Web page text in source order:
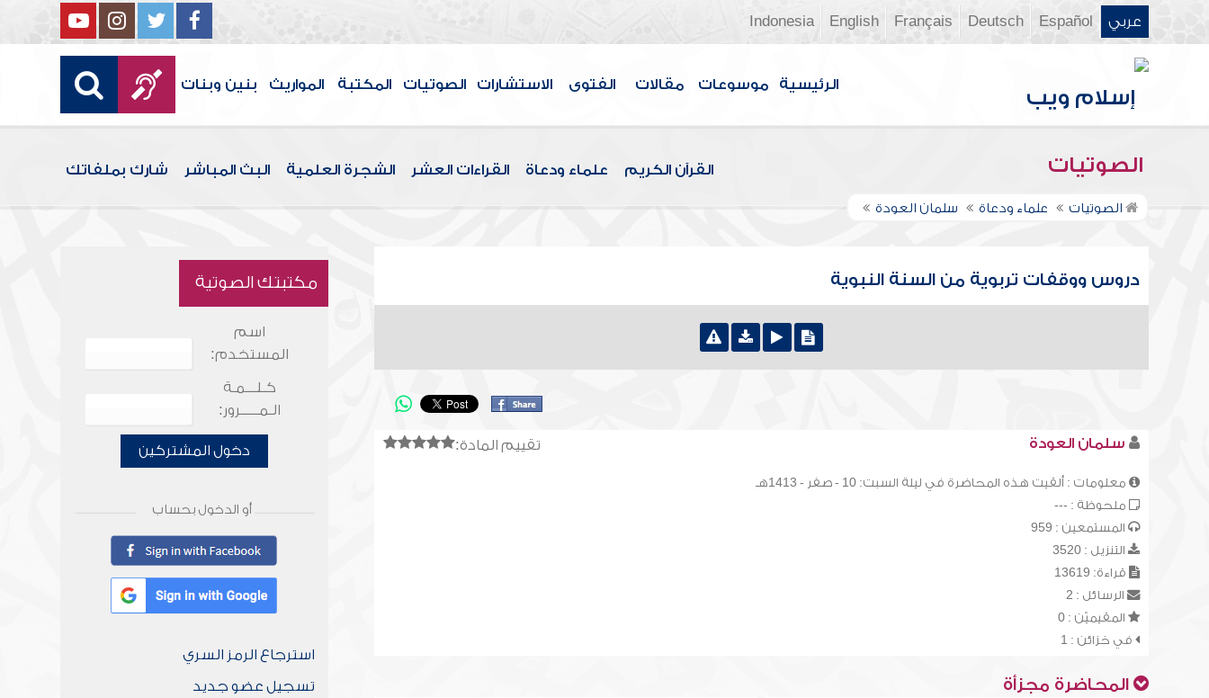
عربي Español
Deutsch
Français
English
Indonesia
الرئيسية موسوعات مقالات الفتوى الاستشارات الصوتيات المكتبة المواريث بنين وبنات
الصوتيات القرآن الكريم علماء ودعاة القراءات العشر الشجرة العلمية البث المباشر شارك بملفاتك
الصوتيات علماء ودعاة سلمان العودة
دروس ووقفات تربوية من السنة النبوية
تقييم المادة: سلمان العودة
معلومات : ألقيت هذه المحاضرة في ليلة السبت: 10 - صفر - 1413هـ
ملحوظة : ---
المستمعين : 959
التنزيل : 3520
قراءة: 13619
الرسائل : 2
المقيميّن : 0
في خزائن : 1
المحاضرة مجزأة
مكتبتك الصوتية
اسم
المستخدم:
كـلـــمـة
الـمـــــرور:
دخول المشتركين
أو الدخول بحساب
استرجاع الرمز السري
تسجيل عضو جديد